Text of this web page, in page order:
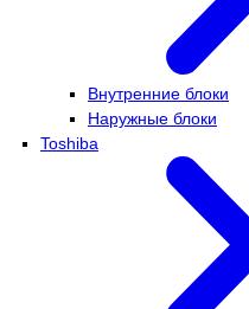
Внутренние блоки
Наружные блоки
Toshiba